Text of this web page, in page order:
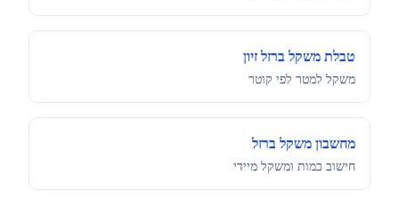
טבלת משקל ברזל זיון
משקל למטר לפי קוטר
מחשבון משקל ברזל
חישוב כמות ומשקל מיידי